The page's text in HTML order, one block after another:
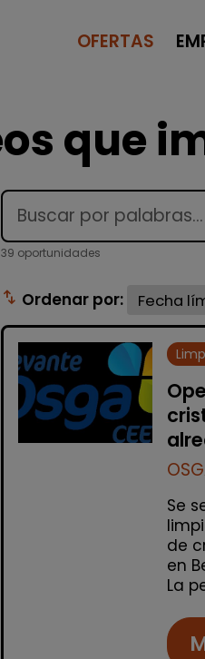
OFERTAS
que
39 oportunidades
swap_vert Ordenar por:
Se
de
en
La